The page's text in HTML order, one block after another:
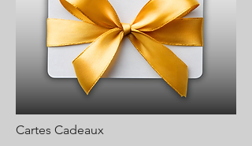
Cartes Cadeaux